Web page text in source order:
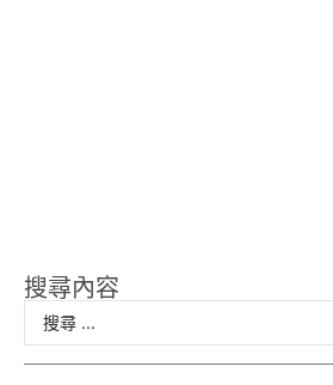
搜尋內容